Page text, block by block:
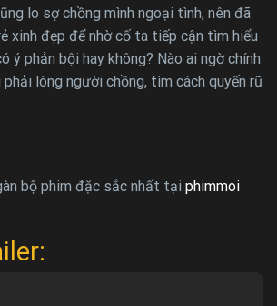
lo sợ chồng mình ngoại tình, nên đã
xinh đẹp để nhờ cố ta tiếp cận tìm hiểu
ý phản bội hay không? Nào ai ngờ chính
lòng người chồng, tìm cách quyến rũ
bộ phim đặc sắc nhất tại phimmoi